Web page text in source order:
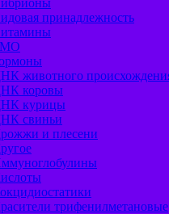
принадлежность
животного
коровы
курицы
свиньи
и плесени
трифенилметановые